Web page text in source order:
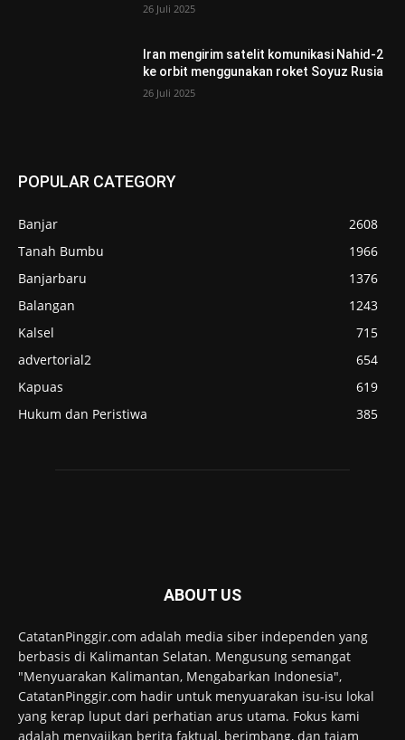
26 Juli 2025
Iran mengirim satelit komunikasi Nahid-2
ke orbit menggunakan roket Soyuz Rusia
26 Juli 2025
POPULAR CATEGORY
Banjar
2608
Tanah Bumbu
1966
Banjarbaru
1376
Balangan
1243
Kalsel
715
advertorial2
654
Kapuas
619
Hukum dan Peristiwa
385
ABOUT US
CatatanPinggir.com adalah media siber independen yang
berbasis di Kalimantan Selatan. Mengusung semangat
"Menyuarakan Kalimantan, Mengabarkan Indonesia",
CatatanPinggir.com hadir untuk menyuarakan isu-isu lokal
yang kerap luput dari perhatian arus utama. Fokus kami
adalah menyajikan berita faktual, berimbang, dan tajam